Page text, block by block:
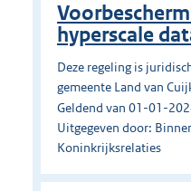
hyperscale
Deze regeling is
gemeente Land van
Geldend van 01-01-
Uitgegeven door:
Koninkrijksrelaties